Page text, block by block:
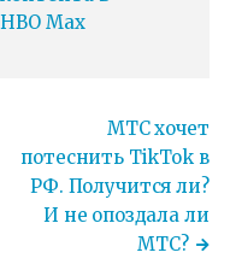
Max
МТС хочет
потеснить TikTok в
РФ. Получится ли?
И не опоздала ли
МТС?